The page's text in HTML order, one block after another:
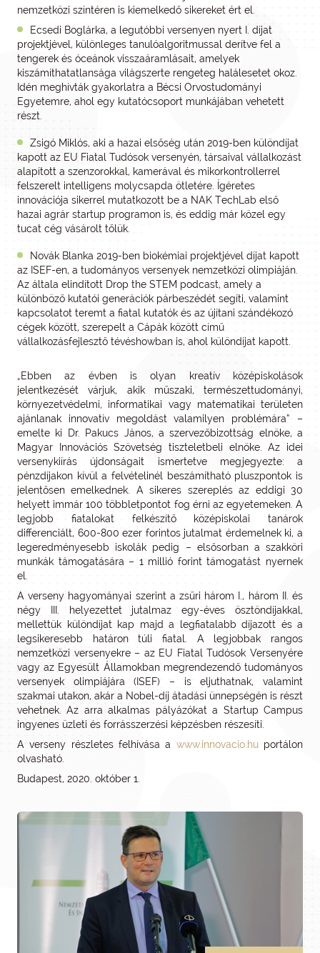
nemzetközi színtéren is kiemelkedő sikereket ért el.
Ecsedi Boglárka, a legutóbbi versenyen nyert I. díjat
projektjével, különleges tanulóalgoritmussal derítve fel a
tengerek és óceánok visszaáramlásait, amelyek
kiszámíthatatlansága világszerte rengeteg halálesetet okoz.
Idén meghívták gyakorlatra a Bécsi Orvostudományi
Egyetemre, ahol egy kutatócsoport munkájában vehetett
részt.
Zsigó Miklós, aki a hazai elsőség után 2019-ben különdíjat
kapott az EU Fiatal Tudósok versenyén, társaival vállalkozást
alapított a szenzorokkal, kamerával és mikorkontrollerrel
felszerelt intelligens molycsapda ötletére. Ígéretes
innovációja sikerrel mutatkozott be a NAK TechLab első
hazai agrár startup programon is, és eddig már közel egy
tucat cég vásárolt tőlük.
Novák Blanka 2019-ben biokémiai projektjével díjat kapott
az ISEF-en, a tudományos versenyek nemzetközi olimpiáján.
Az általa elindított Drop the STEM podcast, amely a
különböző kutatói generációk párbeszédét segíti, valamint
kapcsolatot teremt a fiatal kutatók és az újítani szándékozó
cégek között, szerepelt a Cápák között című
vállalkozásfejlesztő tévéshowban is, ahol különdíjat kapott.
„Ebben az évben is olyan kreatív középiskolások
jelentkezését várjuk, akik műszaki, természettudományi,
környezetvédelmi, informatikai vagy matematikai területen
ajánlanak innovatív megoldást valamilyen problémára” –
emelte ki Dr. Pakucs János, a szervezőbizottság elnöke, a
Magyar Innovációs Szövetség tiszteletbeli elnöke. Az idei
versenykiírás újdonságait ismertetve megjegyezte: a
pénzdíjakon kívül a felvételinél beszámítható pluszpontok is
jelentősen emelkednek. A sikeres szereplés az eddigi 30
helyett immár 100 többletpontot fog érni az egyetemeken. A
legjobb fiatalokat felkészítő középiskolai tanárok
differenciált, 600-800 ezer forintos jutalmat érdemelnek ki, a
legeredményesebb iskolák pedig – elsősorban a szakköri
munkák támogatására – 1 millió forint támogatást nyernek
el.
A verseny hagyományai szerint a zsűri három I., három II. és
négy III. helyezettet jutalmaz egy-éves ösztöndíjakkal,
mellettük különdíjat kap majd a legfiatalabb díjazott és a
legsikeresebb határon túli fiatal. A legjobbak rangos
nemzetközi versenyekre – az EU Fiatal Tudósok Versenyére
vagy az Egyesült Államokban megrendezendő tudományos
versenyek olimpiájára (ISEF) – is eljuthatnak, valamint
szakmai utakon, akár a Nobel-díj átadási ünnepségén is részt
vehetnek. Az arra alkalmas pályázókat a Startup Campus
ingyenes üzleti és forrásszerzési képzésben részesíti.
A verseny részletes felhívása a www.innovacio.huportálon
olvasható.
Budapest, 2020. október 1.